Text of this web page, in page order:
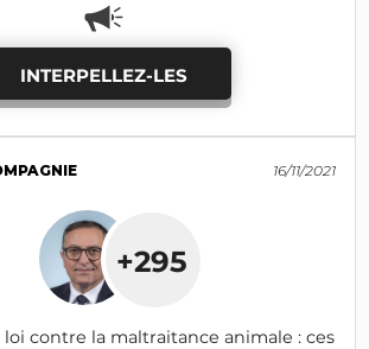
INTERPELLEZ-LES
16/11/2021
+295
contre la maltraitance animale : ces